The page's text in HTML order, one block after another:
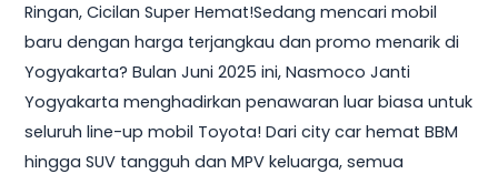
Ringan, Cicilan Super Hemat!Sedang mencari mobil
baru dengan harga terjangkau dan promo menarik di
Yogyakarta? Bulan Juni 2025 ini, Nasmoco Janti
Yogyakarta menghadirkan penawaran luar biasa untuk
seluruh line-up mobil Toyota! Dari city car hemat BBM
hingga SUV tangguh dan MPV keluarga, semua
Toyota
Yogyakarta
Juni
2025